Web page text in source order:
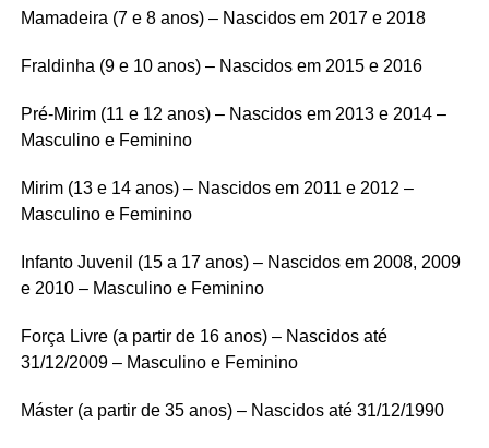
Mamadeira (7 e 8 anos) – Nascidos em 2017 e 2018
Fraldinha (9 e 10 anos) – Nascidos em 2015 e 2016
Pré-Mirim (11 e 12 anos) – Nascidos em 2013 e 2014 –
Masculino e Feminino
Mirim (13 e 14 anos) – Nascidos em 2011 e 2012 –
Masculino e Feminino
Infanto Juvenil (15 a 17 anos) – Nascidos em 2008, 2009
e 2010 – Masculino e Feminino
Força Livre (a partir de 16 anos) – Nascidos até
31/12/2009 – Masculino e Feminino
Máster (a partir de 35 anos) – Nascidos até 31/12/1990